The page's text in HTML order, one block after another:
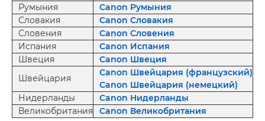
Румыния
Canon Румыния
Словакия
Canon Словакия
Словения
Canon Словения
Испания
Canon Испания
Швеция
Canon Швеция
Швейцария
Canon Швейцария (французский)
Canon Швейцария (немецкий)
Нидерланды
Canon Нидерланды
Великобритания
Canon Великобритания